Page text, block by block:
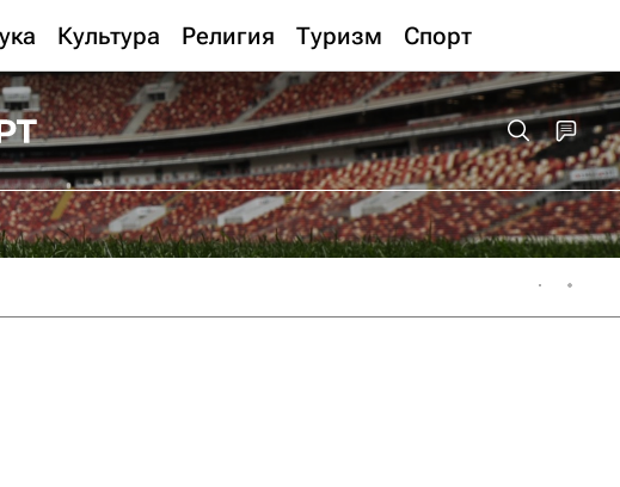
Культура Религия Туризм Спорт